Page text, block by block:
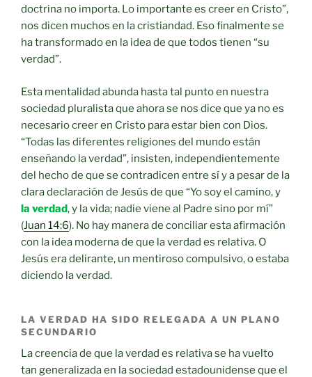
doctrina no importa. Lo importante es creer en Cristo”,
nos dicen muchos en la cristiandad. Eso finalmente se
ha transformado en la idea de que todos tienen “su
verdad”.
Esta mentalidad abunda hasta tal punto en nuestra
sociedad pluralista que ahora se nos dice que ya no es
necesario creer en Cristo para estar bien con Dios.
“Todas las diferentes religiones del mundo están
enseñando la verdad”, insisten, independientemente
del hecho de que se contradicen entre sí y a pesar de la
clara declaración de Jesús de que “Yo soy el camino, y
la verdad, y la vida; nadie viene al Padre sino por mí”
(Juan 14:6). No hay manera de conciliar esta afirmación
con la idea moderna de que la verdad es relativa. O
Jesús era delirante, un mentiroso compulsivo, o estaba
diciendo la verdad.
LA VERDAD HA SIDO RELEGADA A UN PLANO
SECUNDARIO
La creencia de que la verdad es relativa se ha vuelto
tan generalizada en la sociedad estadounidense que el